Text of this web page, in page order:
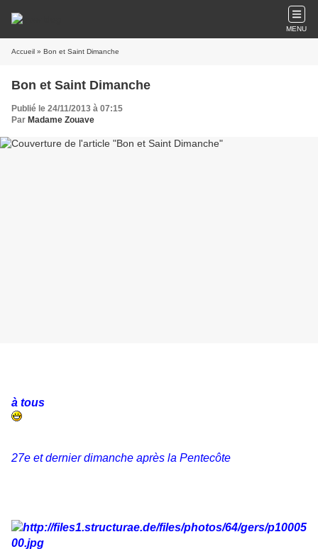
MENU
Accueil » Bon et Saint Dimanche
Bon et Saint Dimanche
Publié le 24/11/2013 à 07:15
Par Madame Zouave
à tous
27e et dernier dimanche après la Pentecôte